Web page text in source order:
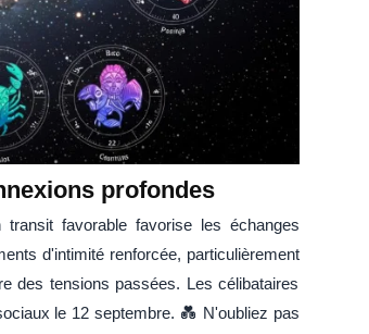
profondes
favorable favorise les échanges
d'intimité renforcée, particulièrement
des tensions passées. Les célibataires
le 12 septembre. 💑 N'oubliez pas